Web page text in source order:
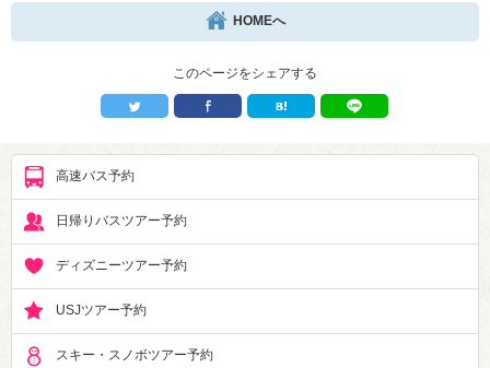
HOMEへ
このページをシェアする
高速バス予約
日帰りバスツアー予約
ディズニーツアー予約
USJツアー予約
スキー・スノボツアー予約